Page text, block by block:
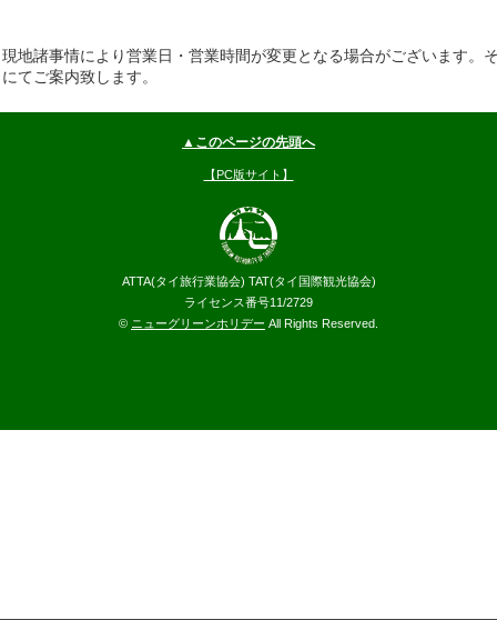
現地諸事情により営業日・営業時間が変更となる場合がございます。
にてご案内致します。
▲このページの先頭へ
【PC版サイト】
ATTA(タイ旅行業協会) TAT(タイ国際観光協会)
ライセンス番号11/2729
© ニューグリーンホリデー All Rights Reserved.